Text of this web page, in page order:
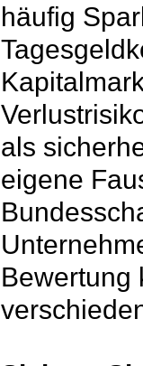
häufig
als
eigene
Bewertung